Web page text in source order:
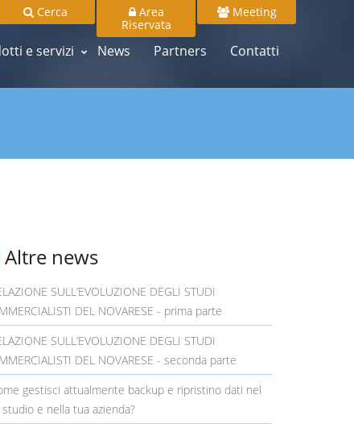
e servizi News Partners Contatti
Cerca
Area
Riservata
Meeting
Altre news
SULL’EVOLUZIONE DEGLI STUDI
DEL NOVARESE - prima parte
SULL’EVOLUZIONE DEGLI STUDI
DEL NOVARESE - seconda parte
gestisci attualmente backup e ripristino dati nel
e nella tua azienda?